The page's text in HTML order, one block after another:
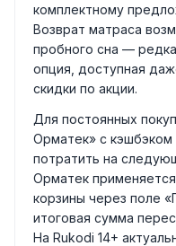
комплектному
Возврат матраса
пробного сна —
опция, доступная
скидки по акции.
Для постоянных
Орматек» с
потратить на
Орматек
корзины через поле
итоговая сумма
На Rukodi 14+